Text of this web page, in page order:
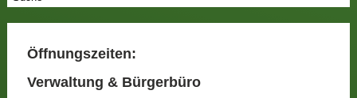
Öffnungszeiten:
Verwaltung & Bürgerbüro